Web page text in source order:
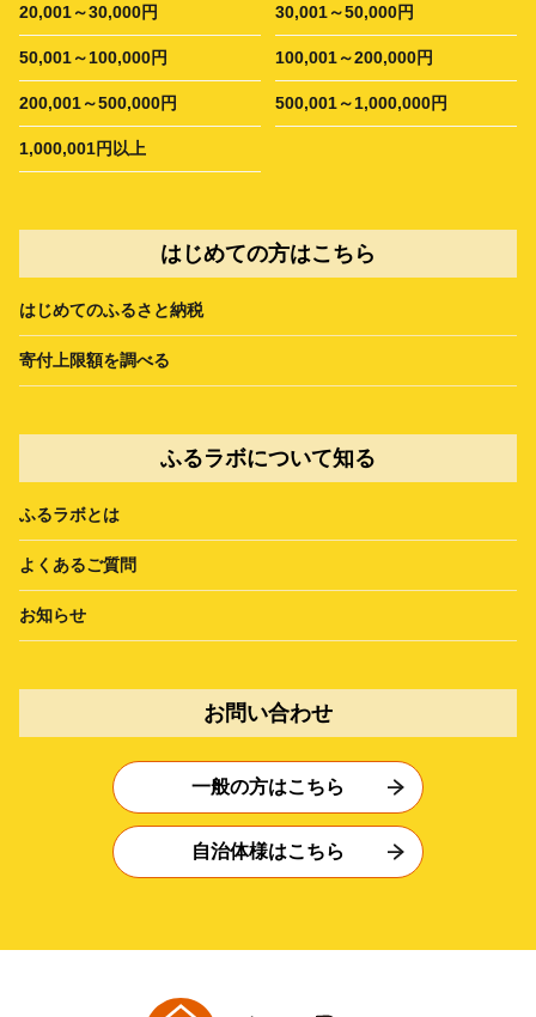
20,001～30,000円 30,001～50,000円
50,001～100,000円 100,001～200,000円
200,001～500,000円 500,001～1,000,000円
1,000,001円以上
はじめての方はこちら
はじめてのふるさと納税
寄付上限額を調べる
ふるラボについて知る
ふるラボとは
よくあるご質問
お知らせ
お問い合わせ
一般の方はこちら
自治体様はこちら